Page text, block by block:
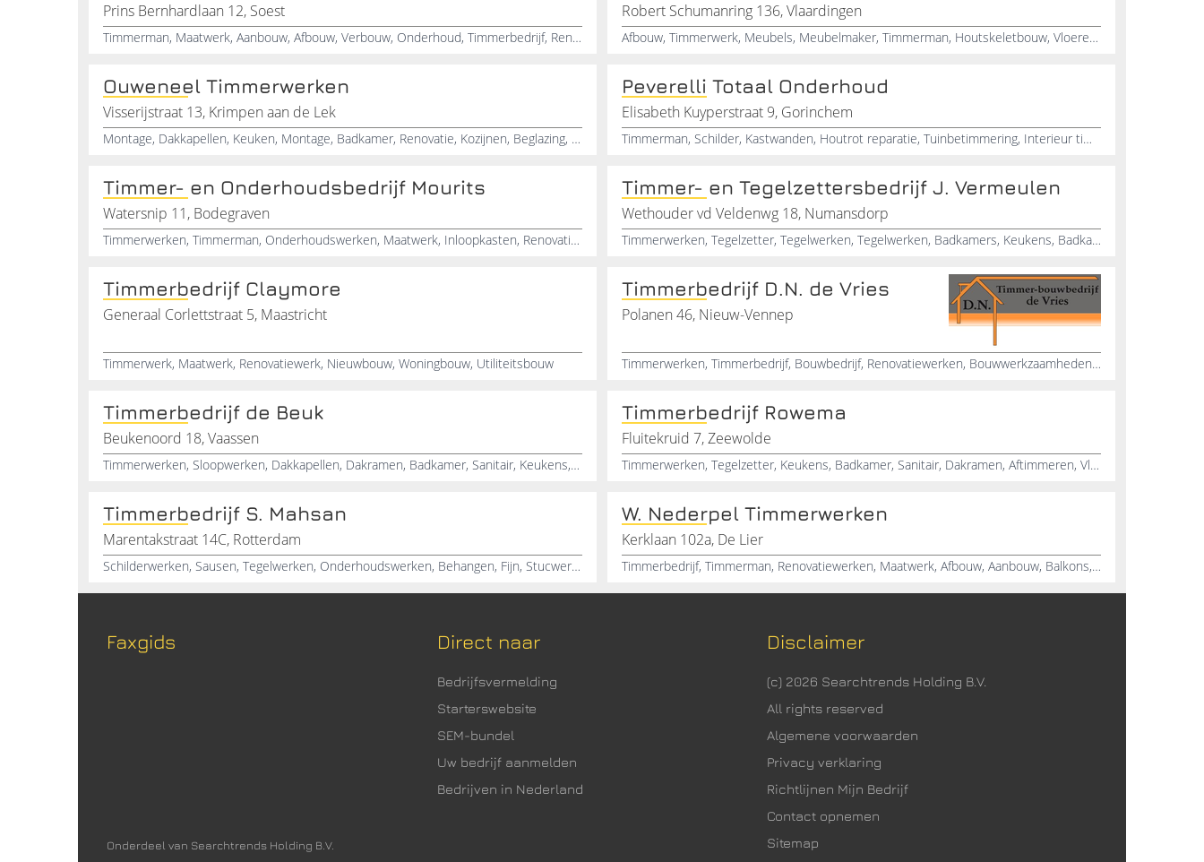
Prins Bernhardlaan 12, Soest
Timmerman, Maatwerk, Aanbouw, Afbouw, Verbouw, Onderhoud, Timmerbedrijf, Renovatiewerken, Utrecht
Robert Schumanring 136, Vlaardingen
Afbouw, Timmerwerk, Meubels, Meubelmaker, Timmerman, Houtskeletbouw, Vloeren, Gipsplaten, Hout, Isolatie
Ouweneel Timmerwerken
Visserijstraat 13, Krimpen aan de Lek
Montage, Dakkapellen, Keuken, Montage, Badkamer, Renovatie, Kozijnen, Beglazing, Verbouw, Afgipsen
Peverelli Totaal Onderhoud
Elisabeth Kuyperstraat 9, Gorinchem
Timmerman, Schilder, Kastwanden, Houtrot reparatie, Tuinbetimmering, Interieur timmerwerk, Laminaat leggen, Plinten plaatsen, Raamwerk, Kozijnen
Timmer- en Onderhoudsbedrijf Mourits
Watersnip 11, Bodegraven
Timmerwerken, Timmerman, Onderhoudswerken, Maatwerk, Inloopkasten, Renovatiewerken, Ramen, Kozijnen, Bodegraven, Zuid-Holland
Timmer- en Tegelzettersbedrijf J. Vermeulen
Wethouder vd Veldenwg 18, Numansdorp
Timmerwerken, Tegelzetter, Tegelwerken, Tegelwerken, Badkamers, Keukens, Badkamers, Stucwerk, Verbouw, Onderhoudsbedrijf
Timmerbedrijf Claymore
Generaal Corlettstraat 5, Maastricht
Timmerwerk, Maatwerk, Renovatiewerk, Nieuwbouw, Woningbouw, Utiliteitsbouw
Timmerbedrijf D.N. de Vries
Polanen 46, Nieuw-Vennep
Timmerwerken, Timmerbedrijf, Bouwbedrijf, Renovatiewerken, Bouwwerkzaamheden, Aannemer, Beglazing, Verbouwing, Uitbouw, Dakkapellen
Timmerbedrijf de Beuk
Beukenoord 18, Vaassen
Timmerwerken, Sloopwerken, Dakkapellen, Dakramen, Badkamer, Sanitair, Keukens, Vloeren, Kozijnen, Isoleren
Timmerbedrijf Rowema
Fluitekruid 7, Zeewolde
Timmerwerken, Tegelzetter, Keukens, Badkamer, Sanitair, Dakramen, Aftimmeren, Vloeren, Wanden, Tegelwerk
Timmerbedrijf S. Mahsan
Marentakstraat 14C, Rotterdam
Schilderwerken, Sausen, Tegelwerken, Onderhoudswerken, Behangen, Fijn, Stucwerken, Timmerman, Timmerbedrijf, Zuid-Holland
W. Nederpel Timmerwerken
Kerklaan 102a, De Lier
Timmerbedrijf, Timmerman, Renovatiewerken, Maatwerk, Afbouw, Aanbouw, Balkons, Veranda's, Dakkapellen, Dakopbouwen
Faxgids
Onderdeel van Searchtrends Holding B.V.
Direct naar
Bedrijfsvermelding
Starterswebsite
SEM-bundel
Uw bedrijf aanmelden
Bedrijven in Nederland
Disclaimer
(c) 2026 Searchtrends Holding B.V.
All rights reserved
Algemene voorwaarden
Privacy verklaring
Richtlijnen Mijn Bedrijf
Contact opnemen
Sitemap